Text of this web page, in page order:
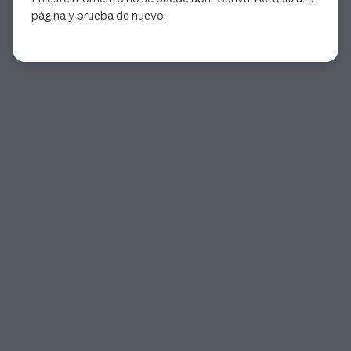
página y prueba de nuevo.